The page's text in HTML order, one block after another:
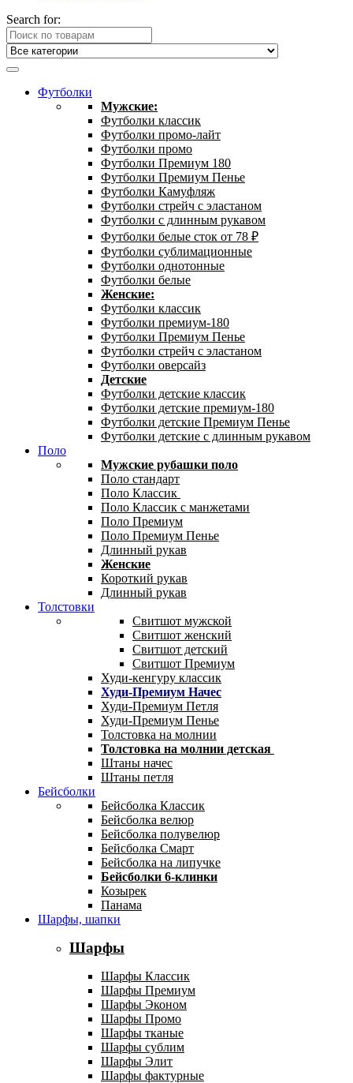
Search for:
Футболки
Мужские:
Футболки классик
Футболки промо-лайт
Футболки промо
Футболки Премиум 180
Футболки Премиум Пенье
Футболки Камуфляж
Футболки стрейч с эластаном
Футболки с длинным рукавом
Футболки белые сток от 78 ₽
Футболки сублимационные
Футболки однотонные
Футболки белые
Женские:
Футболки классик
Футболки премиум-180
Футболки Премиум Пенье
Футболки стрейч с эластаном
Футболки оверсайз
Детские
Футболки детские классик
Футболки детские премиум-180
Футболки детские Премиум Пенье
Футболки детские с длинным рукавом
Поло
Мужские рубашки поло
Поло стандарт
Поло Классик
Поло Классик с манжетами
Поло Премиум
Поло Премиум Пенье
Длинный рукав
Женские
Короткий рукав
Длинный рукав
Толстовки
Свитшот мужской
Свитшот женский
Свитшот детский
Свитшот Премиум
Худи-кенгуру классик
Худи-Премиум Начес
Худи-Премиум Петля
Худи-Премиум Пенье
Толстовка на молнии
Толстовка на молнии детская
Штаны начес
Штаны петля
Бейсболки
Бейсболка Классик
Бейсболка велюр
Бейсболка полувелюр
Бейсболка Смарт
Бейсболка на липучке
Бейсболки 6-клинки
Козырек
Панама
Шарфы, шапки
Шарфы
Шарфы Классик
Шарфы Премиум
Шарфы Эконом
Шарфы Промо
Шарфы тканые
Шарфы сублим
Шарфы Элит
Шарфы фактурные